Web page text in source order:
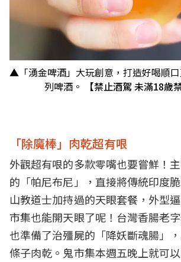
▲「湧金啤酒」大玩創意，打造好喝順
列啤酒。
【禁止酒駕 未滿18歲
「除魔棒」肉乾超有哏
外觀超有哏的多款零嘴也要嘗鮮！
的「帕尼布尼」，直接將傳統印度
山教道士加持過的天眼套餐，外型
市集也能開天眼了呢！台灣香腸老
也準備了治殭屍的「降妖斷魂腸」，
條子肉乾。鬼市集本週五晚上就可